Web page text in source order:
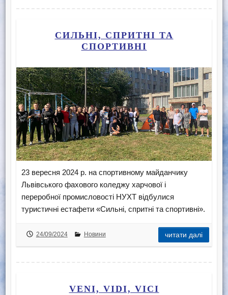
СИЛЬНІ, СПРИТНІ ТА
СПОРТИВНІ
23 вересня 2024 р. на спортивному майданчику
Львівського фахового коледжу харчової і
переробної промисловості НУХТ відбулися
туристичні естафети «Сильні, спритні та спортивні».
24/09/2024 Новини читати далі
VENI, VIDI, VICI